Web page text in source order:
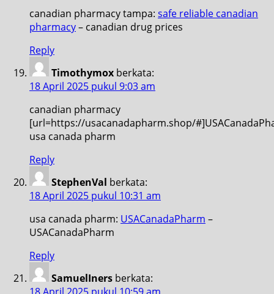
canadian pharmacy tampa: safe reliable canadian
pharmacy– canadian drug prices
Reply
Timothymox berkata:
18 April 2025 pukul 9:03 am
canadian pharmacy
[url=https://usacanadapharm.shop/
usa canada pharm
Reply
StephenVal berkata:
18 April 2025 pukul 10:31 am
usa canada pharm: USACanadaPharm –
USACanadaPharm
Reply
SamuelIners berkata: